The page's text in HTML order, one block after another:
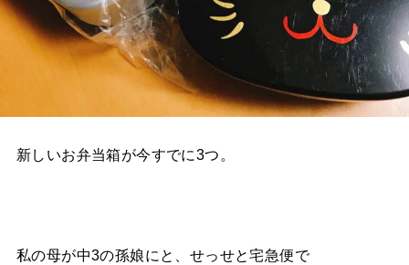
新しいお弁当箱が今すでに3つ。
私の母が中3の孫娘にと、せっせと宅急便で